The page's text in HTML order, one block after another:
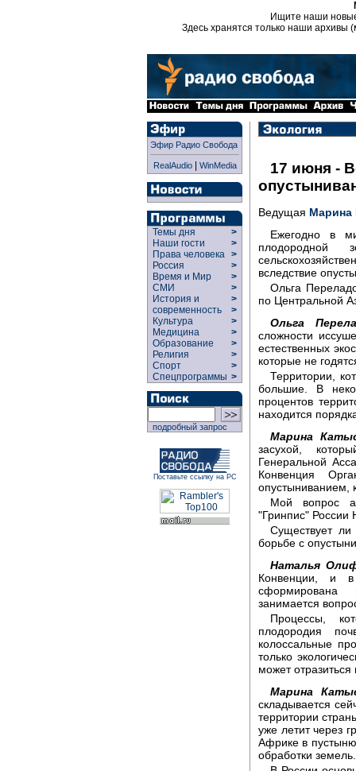
Ищите наши
Здесь хранятся только наши архивы
Эфир Радио Свобода
RealAudio| WinMedia
Темы дня
>
Наши гости
>
Права человека >
Россия
>
Время и Мир
>
СМИ
>
История и
современность
>
>
Культура
>
Медицина
>
Образование
>
Религия
>
Спорт
>
Спецпрограммы >
подробный запрос
Поставьте ссылку на РС
17 июня -
Ведущая Марина
Ежегодно в
плодородной
вследствие
Ольга
по Центральной
Ольга
сложности
естественных
которые не
Территории,
большие. В
процентов
находится
Марина
засухой,
Генеральной
Конвенция
опустыниванием,
Мой вопрос
"Гринпис"
Существует
борьбе с
Наталья
Конвенции, и
сформирована
занимается
Процессы,
плодородия
колоссальные
только
может
Марина
складывается
территории
уже летит через
Африке в
обработки земель.